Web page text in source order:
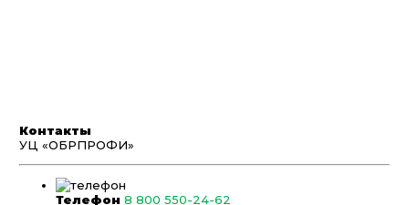
Контакты
УЦ «ОБРПРОФИ»
Телефон 8 800 550-24-62